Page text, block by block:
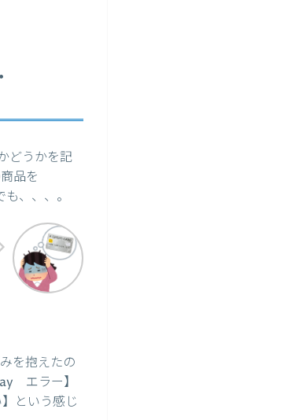
どうかを記
品を
、、、。
を抱えたの
エラー】
という感じ